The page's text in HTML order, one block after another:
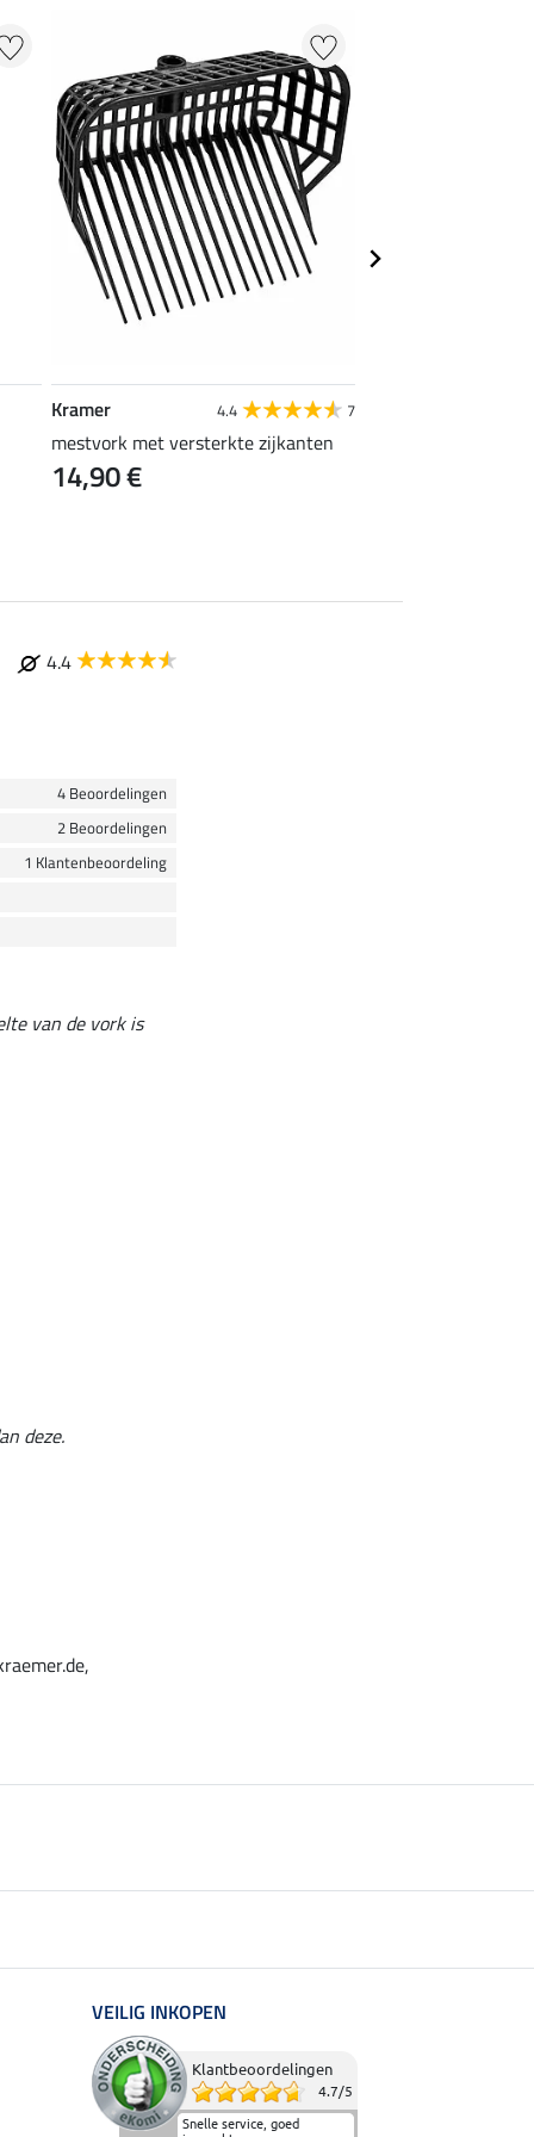
Kramer 4.4 7
mestvork met versterkte zijkanten
14,90 €
4.4
4 Beoordelingen
2 Beoordelingen
1 Klantenbeoordeling
van de vork is
deze.
VEILIG INKOPEN
Klantbeoordelingen
4.7/5
Snelle service, goed